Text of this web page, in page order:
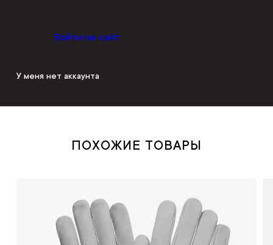
Войти на сайт
У меня нет аккаунта
ПОХОЖИЕ ТОВАРЫ